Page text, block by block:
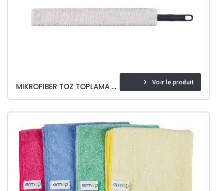
MIKROFIBER TOZ TOPLAMA TAKIM(VE YEDEK) Voir le produit